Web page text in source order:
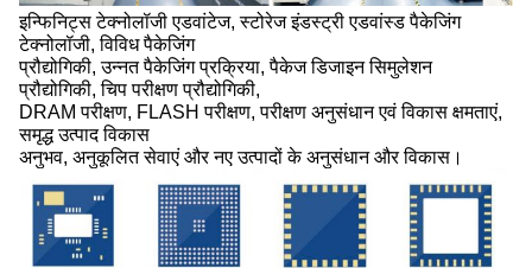
इन्फिनिट्स टेक्नोलॉजी एडवांटेज, स्टोरेज इंडस्ट्री एडवांस्ड पैकेजिंग
टेक्नोलॉजी, विविध पैकेजिंग
प्रौद्योगिकी, उन्नत पैकेजिंग प्रक्रिया, पैकेज डिजाइन सिमुलेशन
प्रौद्योगिकी, चिप परीक्षण प्रौद्योगिकी,
DRAM परीक्षण, FLASH परीक्षण, परीक्षण अनुसंधान एवं विकास क्षमताएं,
समृद्ध उत्पाद विकास
अनुभव, अनुकूलित सेवाएं और नए उत्पादों के अनुसंधान और विकास।